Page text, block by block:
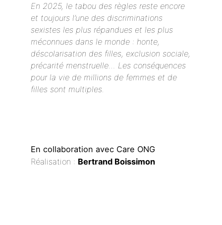
En 2025, le tabou des règles reste encore
et toujours l’une des discriminations
sexistes les plus répandues et les plus
méconnues dans le monde : honte,
déscolarisation des filles, exclusion sociale,
précarité menstruelle… Les conséquences
pour la vie de millions de femmes et de
filles sont multiples.
En collaboration avec Care ONG
Réalisation : Bertrand Boissimon